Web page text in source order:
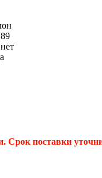
нет
Срок поставки